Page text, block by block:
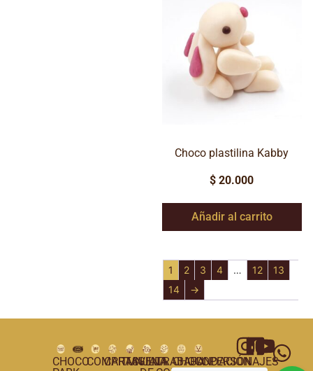
Choco plastilina Kabby
$ 20.000
Añadir al carrito
1 2 3 4 … 12
13
14
→
CHOCOCOMPRAS
CARTAGENA
TUNJA
VILLATRABAJA
CHOCOPERSONAJES
FUNDACIÓN